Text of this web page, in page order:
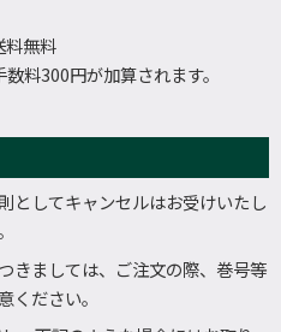
料無料
料300円が加算されます。
としてキャンセルはお受けいたし
きましては、ご注文の際、巻号等
ください。